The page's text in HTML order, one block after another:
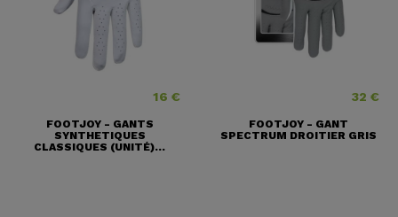
Prix
16 €
FOOTJOY - GANTS
SYNTHETIQUES
CLASSIQUES (UNITÉ)...
Prix
32 €
FOOTJOY - GANT
SPECTRUM DROITIER GRIS